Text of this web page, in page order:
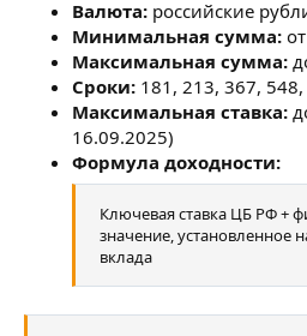
Валюта: российские
Минимальная сумма: от
Максимальная сумма:
Сроки: 181, 213, 367,
Максимальная ставка:
16.09.2025)
Формула доходности:
Ключевая ставка ЦБ РФ +
значение, установленное
вклада